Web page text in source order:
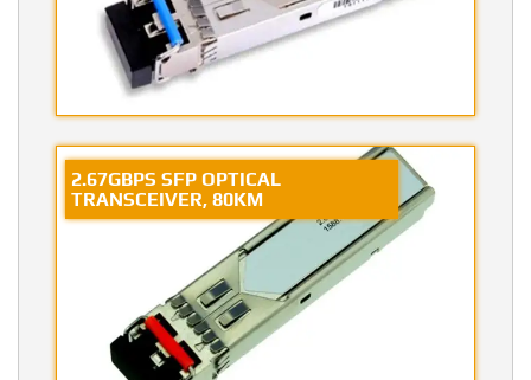
2.67GBPS SFP OPTICAL
TRANSCEIVER, 80KM